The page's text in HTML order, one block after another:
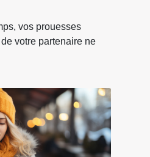
vos prouesses
votre partenaire ne